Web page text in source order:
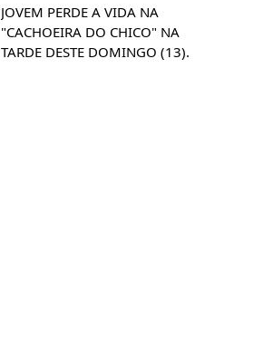
JOVEM PERDE A VIDA NA
"CACHOEIRA DO CHICO" NA
TARDE DESTE DOMINGO (13).